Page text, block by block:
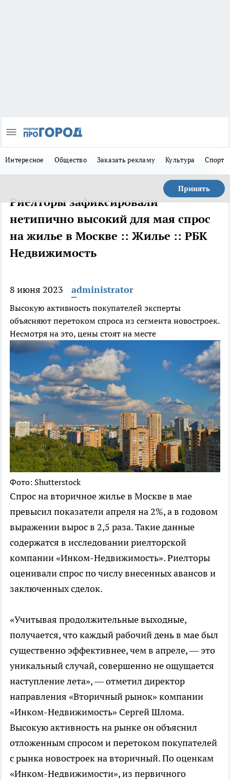
Интересное Общество Заказать рекламу Культура Спорт
Принять
Риелторы зафиксировали
нетипично высокий для мая спрос
на жилье в Москве :: Жилье :: РБК
Недвижимость
8 июня 2023 administrator
Высокую активность покупателей эксперты
объясняют перетоком спроса из сегмента новостроек.
Несмотря на это, цены стоят на месте
Фото: Shutterstock
Спрос на вторичное жилье в Москве в мае
превысил показатели апреля на 2%, а в годовом
выражении вырос в 2,5 раза. Такие данные
содержатся в исследовании риелторской
компании «Инком-Недвижимость». Риелторы
оценивали спрос по числу внесенных авансов и
заключенных сделок.
«Учитывая продолжительные выходные,
получается, что каждый рабочий день в мае был
существенно эффективнее, чем в апреле, — это
уникальный случай, совершенно не ощущается
наступление лета», — отметил директор
направления «Вторичный рынок» компании
«Инком-Недвижимость» Сергей Шлома.
Высокую активность на рынке он объяснил
отложенным спросом и перетоком покупателей
с рынка новостроек на вторичный. По оценкам
«Инком-Недвижимости», из первичного